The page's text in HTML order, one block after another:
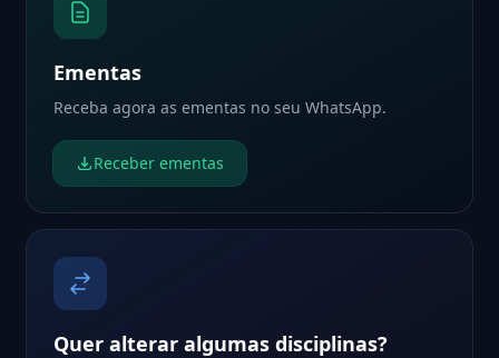
Ementas
Receba agora as ementas no seu WhatsApp.
Receber ementas
Quer alterar algumas disciplinas?